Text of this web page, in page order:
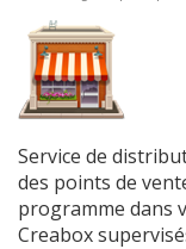
Service de
des points de
programme dans
Creabox